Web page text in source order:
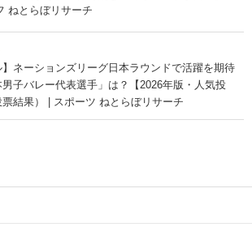
ねとらぼリサーチ
】ネーションズリーグ日本ラウンドで活躍を期待
男子バレー代表選手」は？【2026年版・人気投
結果） | スポーツ ねとらぼリサーチ